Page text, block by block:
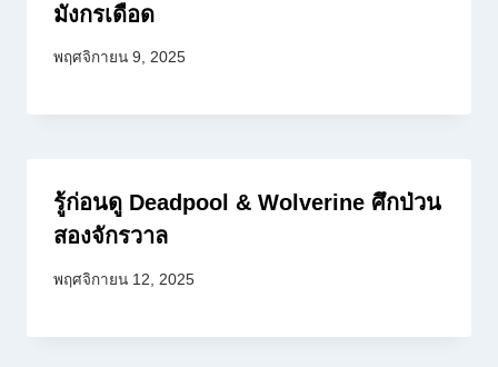
มังกรเดือด
พฤศจิกายน 9, 2025
รู้ก่อนดู Deadpool & Wolverine ศึกป่วน
สองจักรวาล
พฤศจิกายน 12, 2025